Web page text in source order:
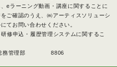
eラーニング動画・講座に関することに
ご確認のうえ、㈱アーティスソリューシ
てお問い合わせください。
修申込・履歴管理システムに関するこ
務管理部 8806